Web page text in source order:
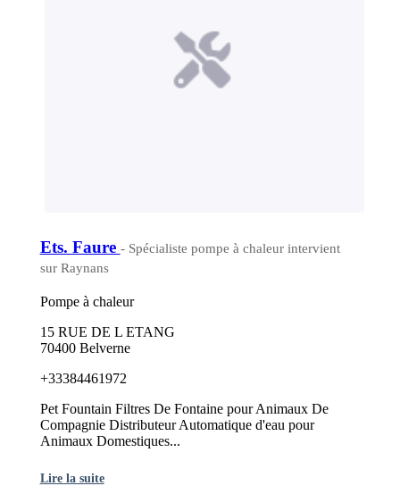
Ets. Faure - Spécialiste pompe à chaleur intervient
sur Raynans
Pompe à chaleur
15 RUE DE L ETANG
70400 Belverne
+33384461972
Pet Fountain Filtres De Fontaine pour Animaux De
Compagnie Distributeur Automatique d'eau pour
Animaux Domestiques...
Lire la suite